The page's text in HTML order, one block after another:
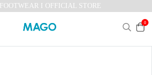
I OFFICIAL STORE
0